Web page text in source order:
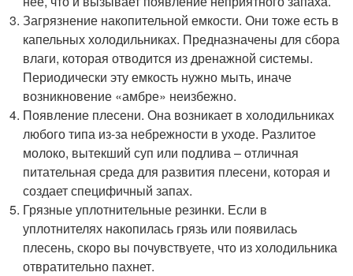
Загрязнение накопительной емкости. Они тоже есть в
капельных холодильниках. Предназначены для сбора
влаги, которая отводится из дренажной системы.
Периодически эту емкость нужно мыть, иначе
возникновение «амбре» неизбежно.
Появление плесени. Она возникает в холодильниках
любого типа из-за небрежности в уходе. Разлитое
молоко, вытекший суп или подлива – отличная
питательная среда для развития плесени, которая и
создает специфичный запах.
Грязные уплотнительные резинки. Если в
уплотнителях накопилась грязь или появилась
плесень, скоро вы почувствуете, что из холодильника
отвратительно пахнет.